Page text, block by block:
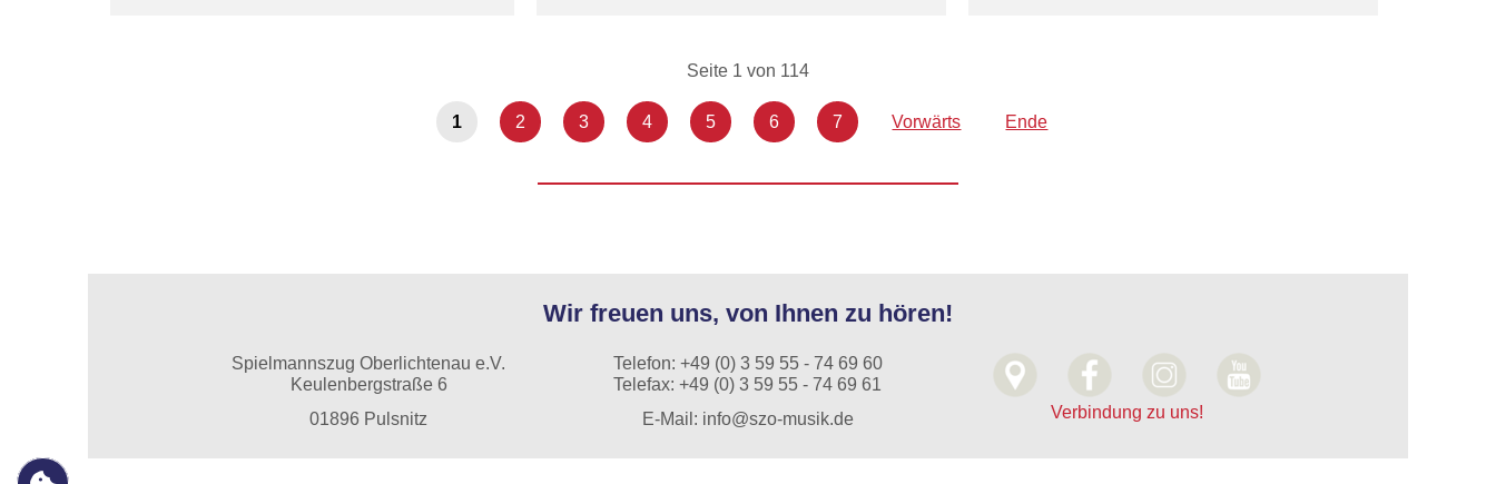
Seite 1 von 114
1 2 3 4 5 6 7 Vorwärts Ende
Wir freuen uns, von Ihnen zu hören!
Spielmannszug Oberlichtenau e.V.
Keulenbergstraße 6
01896 Pulsnitz
Telefon: +49 (0) 3 59 55 - 74 69 60
Telefax: +49 (0) 3 59 55 - 74 69 61
E-Mail: info@szo-musik.de Verbindung zu uns!